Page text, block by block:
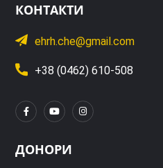
КОНТАКТИ
ehrh.che@gmail.com
+38 (0462) 610-508
ДОНОРИ